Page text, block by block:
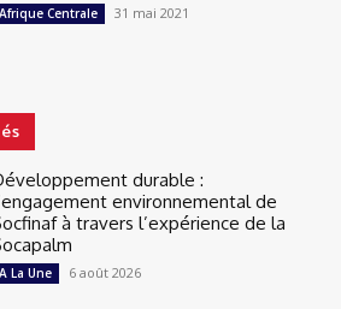
Afrique Centrale 31 mai 2021
durable :
environnemental de
à travers l’expérience de la
A La Une 6 août 2026